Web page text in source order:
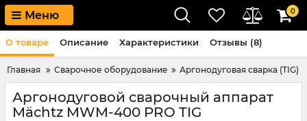
Меню 0
Главная Сварочное оборудование Аргонодуговая сварка (TIG)
Аргонодуговой сварочный аппарат
Mächtz MWM-400 PRO TIG
О товаре Описание Характеристики Отзывы (8)